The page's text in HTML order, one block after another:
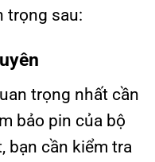
trọng sau:
trọng nhất cần
bảo pin của bộ
bạn cần kiểm tra